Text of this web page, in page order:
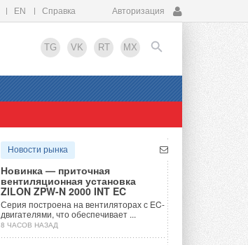
EN Справка Авторизация
TG VK RT MX
EN
Новости рынка
Новинка — приточная
вентиляционная установка
ZILON ZPW-N 2000 INT EC
Серия построена на вентиляторах с EC-
двигателями, что обеспечивает ...
8 ЧАСОВ НАЗАД